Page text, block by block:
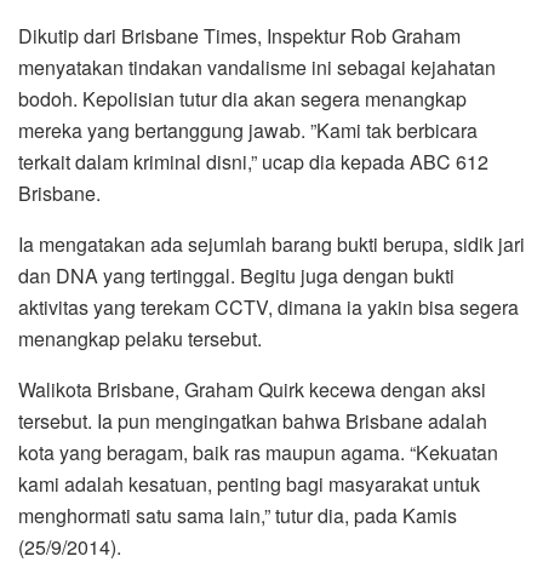
Dikutip dari Brisbane Times, Inspektur Rob Graham
menyatakan tindakan vandalisme ini sebagai kejahatan
bodoh. Kepolisian tutur dia akan segera menangkap
mereka yang bertanggung jawab. ”Kami tak berbicara
terkait dalam kriminal disni,” ucap dia kepada ABC 612
Brisbane.
Ia mengatakan ada sejumlah barang bukti berupa, sidik jari
dan DNA yang tertinggal. Begitu juga dengan bukti
aktivitas yang terekam CCTV, dimana ia yakin bisa segera
menangkap pelaku tersebut.
Walikota Brisbane, Graham Quirk kecewa dengan aksi
tersebut. Ia pun mengingatkan bahwa Brisbane adalah
kota yang beragam, baik ras maupun agama. “Kekuatan
kami adalah kesatuan, penting bagi masyarakat untuk
menghormati satu sama lain,” tutur dia, pada Kamis
(25/9/2014).